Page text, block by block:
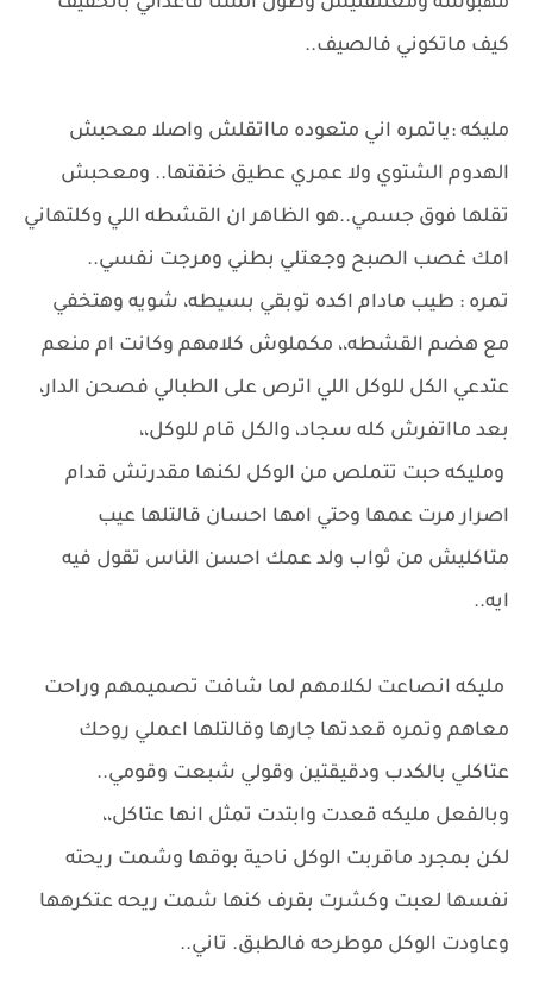
كيف ماتكوني فالصيف..
مليكه :ياتمره اني متعوده مااتقلش واصلا معحبش
الهدوم الشتوي ولا عمري عطيق خنقتها.. ومعحبش
تقلها فوق جسمي..هو الظاهر ان القشطه اللي وكلتهاني
امك غصب الصبح وجعتلي بطني ومرجت نفسي..
تمره : طيب مادام اكده توبقي بسيطه، شويه وهتخفي
مع هضم القشطه،، مكملوش كلامهم وكانت ام منعم
عتدعي الكل للوكل اللي اترص على الطبالي فصحن الدار،
بعد مااتفرش كله سجاد، والكل قام للوكل،،
ومليكه حبت تتملص من الوكل لكنها مقدرتش قدام
اصرار مرت عمها وحتي امها احسان قالتلها عيب
متاكليش من ثواب ولد عمك احسن الناس تقول فيه
ايه..
مليكه انصاعت لكلامهم لما شافت تصميمهم وراحت
معاهم وتمره قعدتها جارها وقالتلها اعملي روحك
عتاكلي بالكدب ودقيقتين وقولي شبعت وقومي..
وبالفعل مليكه قعدت وابتدت تمثل انها عتاكل،،
لكن بمجرد ماقربت الوكل ناحية بوقها وشمت ريحته
نفسها لعبت وكشرت بقرف كنها شمت ريحه عتكرهها
وعاودت الوكل موطرحه فالطبق. تاني..